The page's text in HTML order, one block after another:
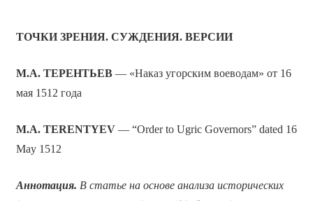
ТОЧКИ ЗРЕНИЯ. СУЖДЕНИЯ. ВЕРСИИ
М.А. ТЕРЕНТЬЕВ— «Наказ угорским воеводам» от 16
мая 1512 года
M.A. TERENTYEV— “Order to Ugric Governors” dated 16
May 1512
Аннотация. В статье на основе анализа исторических